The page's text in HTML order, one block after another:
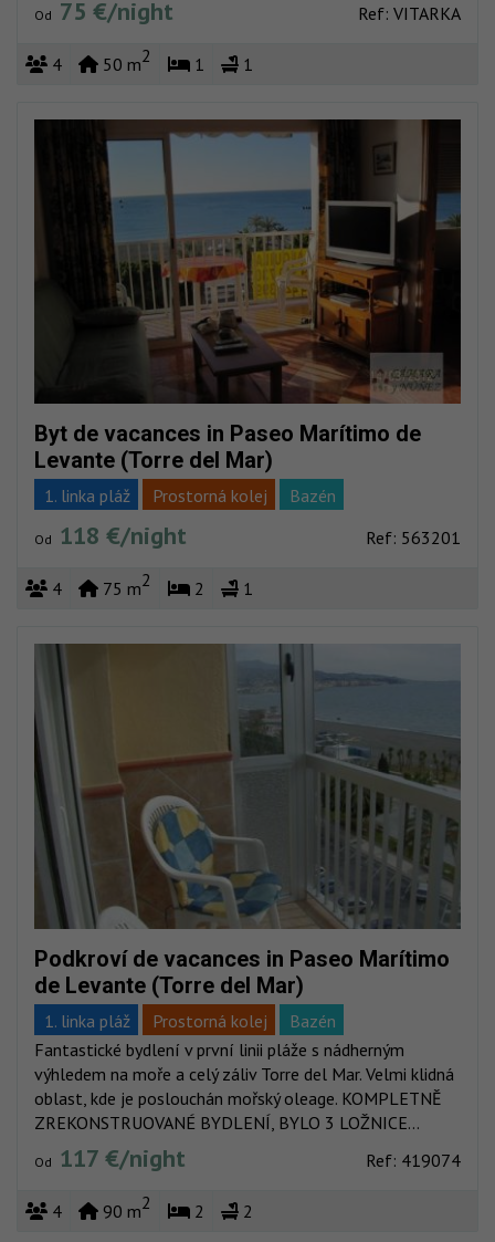
Pláž velmi blízko
Vacaciones
Od 75 €/night Ref: VITARKA
4 50 m2 1 1
Byt de vacances in Paseo Marítimo de
Levante (Torre del Mar)
1. linka pláž Prostorná kolej
Bazén
Pláž velmi blízko
Vacaciones
Výhled na moře
Od 118 €/night Ref: 563201
4 75 m2 2 1
Podkroví de vacances in Paseo Marítimo
de Levante (Torre del Mar)
1. linka pláž Prostorná kolej
Bazén
Pláž velmi blízko
Celková reforma
Soukromé urb
Vacaciones
Výhled na moře
Fantastické bydlení v první linii pláže s nádherným
výhledem na moře a celý záliv Torre del Mar. Velmi klidná
oblast, kde je poslouchán mořský oleage. KOMPLETNĚ
ZREKONSTRUOVANÉ BYDLENÍ, BYLO 3 LOŽNICE...
Od 117 €/night Ref: 419074
4 90 m2 2 2